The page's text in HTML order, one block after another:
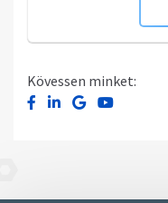
Kövessen minket: